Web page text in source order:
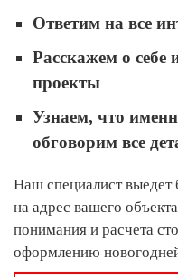
Ответим на все
Расскажем о
проекты
Узнаем, что
обговорим все
Наш специалист выедет
на адрес вашего
понимания и расчета
оформлению